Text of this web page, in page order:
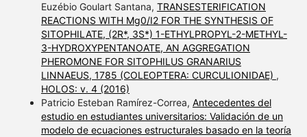
Euzébio Goulart Santana, TRANSESTERIFICATION
REACTIONS WITH Mg0/I2 FOR THE SYNTHESIS OF
SITOPHILATE, (2R*, 3S*) 1-ETHYLPROPYL-2-METHYL-
3-HYDROXYPENTANOATE, AN AGGREGATION
PHEROMONE FOR SITOPHILUS GRANARIUS
LINNAEUS, 1785 (COLEOPTERA: CURCULIONIDAE) ,
HOLOS: v. 4 (2016)
Patricio Esteban Ramírez-Correa, Antecedentes del
estudio en estudiantes universitarios: Validación de un
modelo de ecuaciones estructurales basado en la teoría